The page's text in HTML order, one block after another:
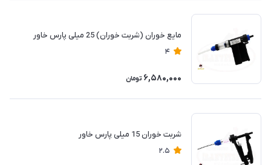
مایع خوران (شربت خوران) 25 میلی پارس خاور
4
6,580,000 تومان
شربت خوران 15 میلی پارس خاور
2.5